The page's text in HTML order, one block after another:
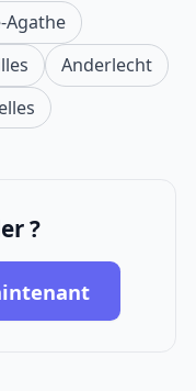
Agathe
Anderlecht
?